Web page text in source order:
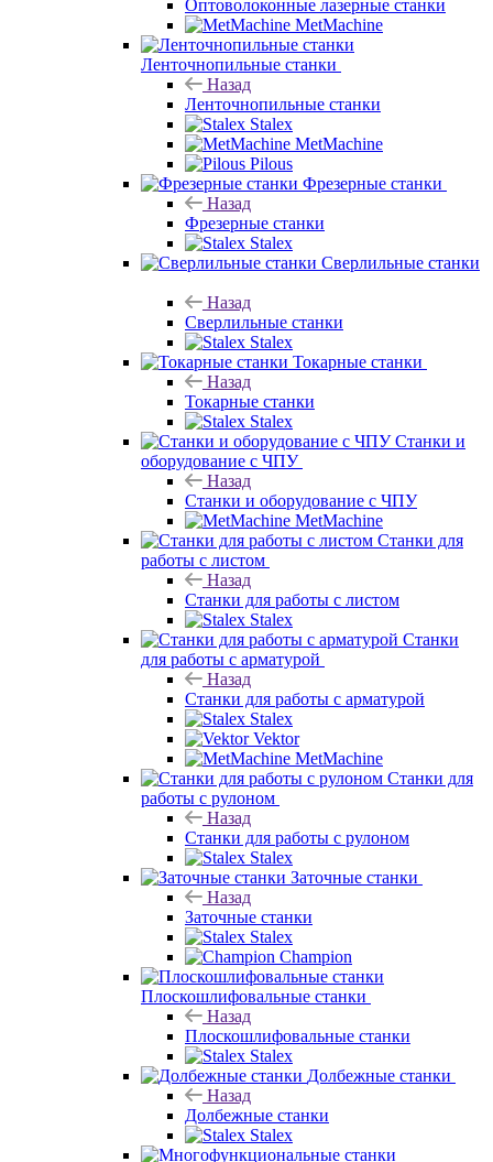
Оптоволоконные лазерные станки
MetMachine
Ленточнопильные станки
Назад
Ленточнопильные станки
Stalex
MetMachine
Pilous
Фрезерные станки
Назад
Фрезерные станки
Stalex
Сверлильные станки
Назад
Сверлильные станки
Stalex
Токарные станки
Назад
Токарные станки
Stalex
Станки и
оборудование с ЧПУ
Назад
Станки и оборудование с ЧПУ
MetMachine
Станки для
работы с листом
Назад
Станки для работы с листом
Stalex
Станки
для работы с арматурой
Назад
Станки для работы с арматурой
Stalex
Vektor
MetMachine
Станки для
работы с рулоном
Назад
Станки для работы с рулоном
Stalex
Заточные станки
Назад
Заточные станки
Stalex
Champion
Плоскошлифовальные станки
Назад
Плоскошлифовальные станки
Stalex
Долбежные станки
Назад
Долбежные станки
Stalex